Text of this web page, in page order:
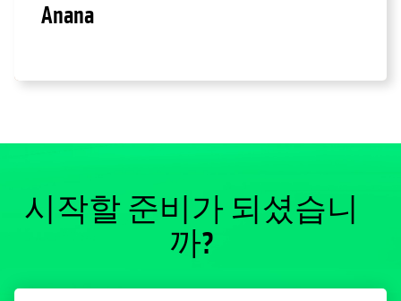
Anana
시작할 준비가 되셨습니
까?